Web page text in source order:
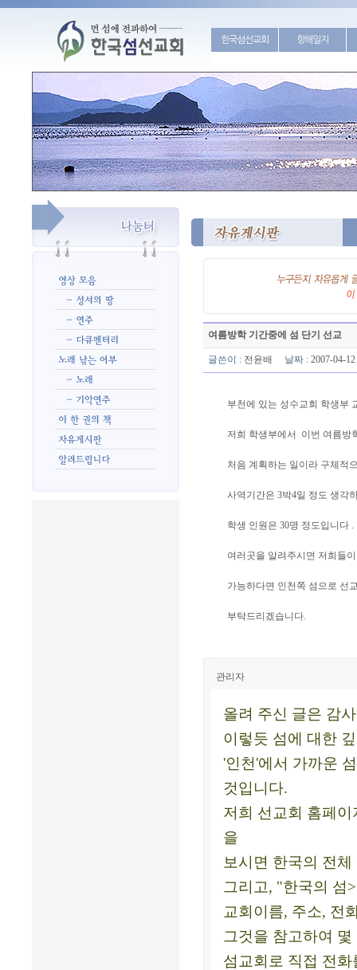
한국섬선교회 항해일지
여름방학 기간중에 섬 단기 선교
글쓴이 : 전윤배 날짜 : 2007-04-
부천에 있는 성수교회 학생부
저희 학생부에서 이번 여름방
처음 계획하는 일이라 구체적
사역기간은 3박4일 정도 생각
학생 인원은 30명 정도입니다 .
여러곳을 알려주시면 저희들
가능하다면 인천쪽 섬으로 선
부탁드리겠습니다.
관리자
올려 주신 글은 감
이렇듯 섬에 대한
'인천'에서 가까운
것입니다.
저희 선교회 홈페
을
보시면 한국의 전
그리고, "한국의 섬
교회이름, 주소, 전
그것을 참고하여
섬교회로 직접 전